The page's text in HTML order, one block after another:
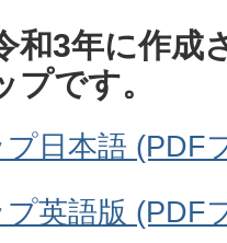
和3年に作成
プです。
日本語 (PDF
英語版 (PDF